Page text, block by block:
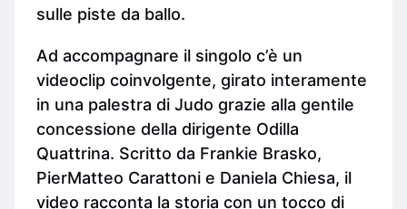
sulle piste da ballo.
Ad accompagnare il singolo c’è un
videoclip coinvolgente, girato interamente
in una palestra di Judo grazie alla gentile
concessione della dirigente Odilla
Quattrina. Scritto da Frankie Brasko,
PierMatteo Carattoni e Daniela Chiesa, il
video racconta la storia con un tocco di